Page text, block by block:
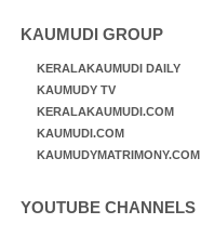
KAUMUDI GROUP
KERALAKAUMUDI DAILY
KAUMUDY TV
KERALAKAUMUDI.COM
KAUMUDI.COM
KAUMUDYMATRIMONY.COM
YOUTUBE CHANNELS